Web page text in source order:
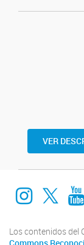
VER
Los contenidos del